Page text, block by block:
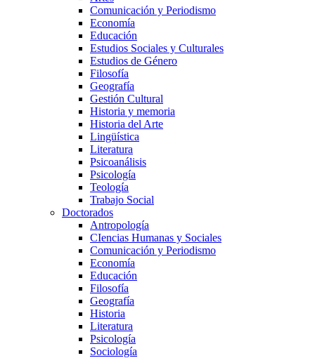
Comunicación y Periodismo
Economía
Educación
Estudios Sociales y Culturales
Estudios de Género
Filosofía
Geografía
Gestión Cultural
Historia y memoria
Historia del Arte
Lingüística
Literatura
Psicoanálisis
Psicología
Teología
Trabajo Social
Doctorados
Antropología
CIencias Humanas y Sociales
Comunicación y Periodismo
Economía
Educación
Filosofía
Geografía
Historia
Literatura
Psicología
Sociología